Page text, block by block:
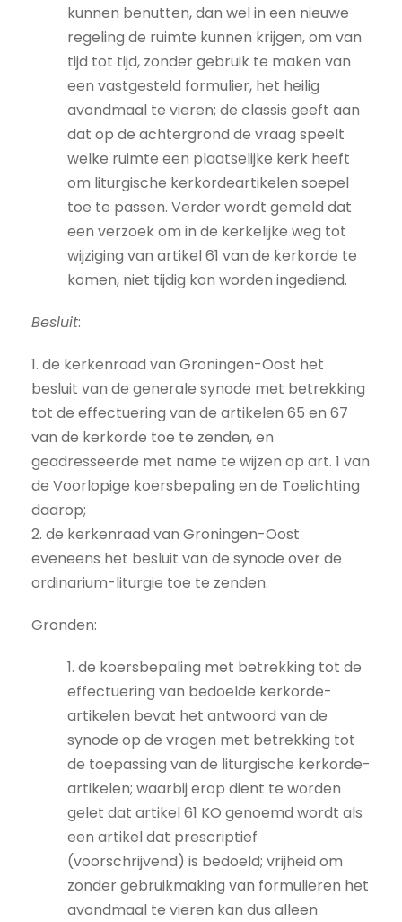
kunnen benutten, dan wel in een nieuwe
regeling de ruimte kunnen krijgen, om van
tijd tot tijd, zonder gebruik te maken van
een vastgesteld formulier, het heilig
avondmaal te vieren; de classis geeft aan
dat op de achtergrond de vraag speelt
welke ruimte een plaatselijke kerk heeft
om liturgische kerkordeartikelen soepel
toe te passen. Verder wordt gemeld dat
een verzoek om in de kerkelijke weg tot
wijziging van artikel 61 van de kerkorde te
komen, niet tijdig kon worden ingediend.
Besluit:
1. de kerkenraad van Groningen-Oost het
besluit van de generale synode met betrekking
tot de effectuering van de artikelen 65 en 67
van de kerkorde toe te zenden, en
geadresseerde met name te wijzen op art. 1 van
de Voorlopige koersbepaling en de Toelichting
daarop;
2. de kerkenraad van Groningen-Oost
eveneens het besluit van de synode over de
ordinarium-liturgie toe te zenden.
Gronden:
1. de koersbepaling met betrekking tot de
effectuering van bedoelde kerkorde-
artikelen bevat het antwoord van de
synode op de vragen met betrekking tot
de toepassing van de liturgische kerkorde-
artikelen; waarbij erop dient te worden
gelet dat artikel 61 KO genoemd wordt als
een artikel dat prescriptief
(voorschrijvend) is bedoeld; vrijheid om
zonder gebruikmaking van formulieren het
avondmaal te vieren kan dus alleen